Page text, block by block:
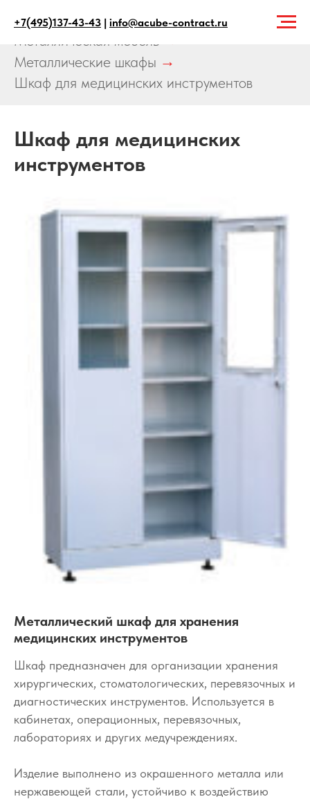
+7(495)137-43-43 | info@acube-contract.ru
Главная → Продукция →
Металлическая мебель →
Металлические шкафы →
Шкаф для медицинских инструментов
Шкаф для медицинских
инструментов
Металлический шкаф для хранения
медицинских инструментов
Шкаф предназначен для организации хранения
хирургических, стоматологических, перевязочных и
диагностических инструментов. Используется в
кабинетах, операционных, перевязочных,
лабораториях и других медучреждениях.
Изделие выполнено из окрашенного металла или
нержавеющей стали, устойчиво к воздействию